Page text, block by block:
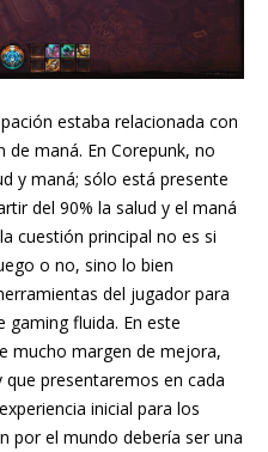
estaba relacionada con
de maná. En Corepunk, no
y maná; sólo está presente
del 90% la salud y el maná
cuestión principal no es si
o no, sino lo bien
del jugador para
gaming fluida. En este
mucho margen de mejora,
presentaremos en cada
inicial para los
por el mundo debería ser una